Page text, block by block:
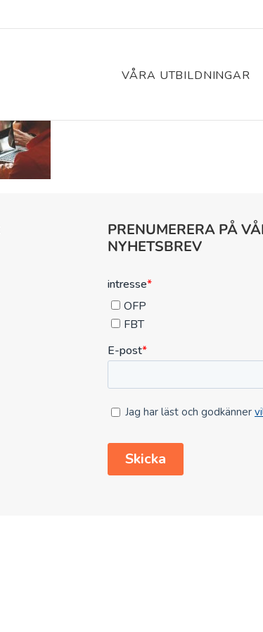
VÅRA UTBILDNINGAR
PRENUMERERA PÅ
NYHETSBREV